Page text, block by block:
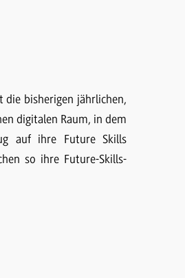
bisherigen jährlichen,
digitalen Raum, in dem
auf ihre Future Skills
so ihre Future-Skills-